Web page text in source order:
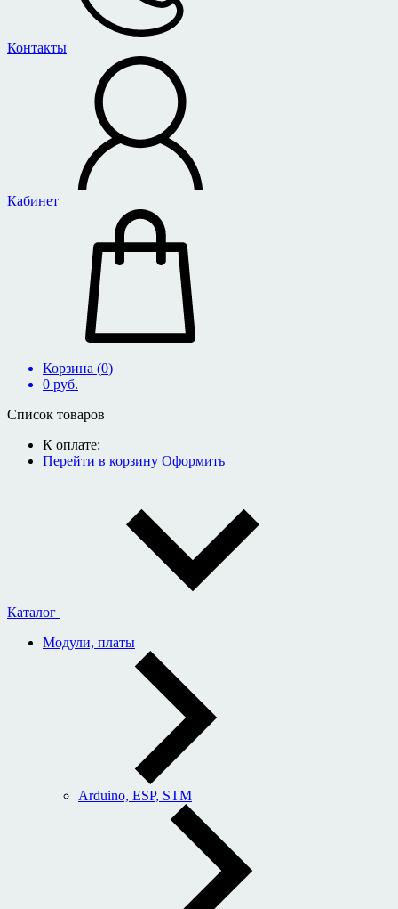
Контакты
Кабинет
Корзина (0)
0 руб.
Список товаров
К оплате:
Перейти в корзину Оформить
Каталог
Модули, платы
Arduino, ESP, STM